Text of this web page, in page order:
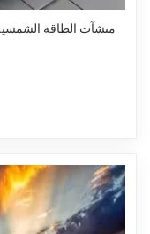
منشآت الطاقة